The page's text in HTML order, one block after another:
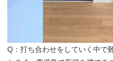
Q：打ち合わせをしていく中で